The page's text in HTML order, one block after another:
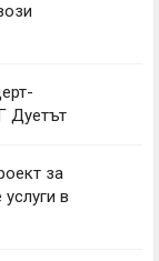
Дуетът
за
в